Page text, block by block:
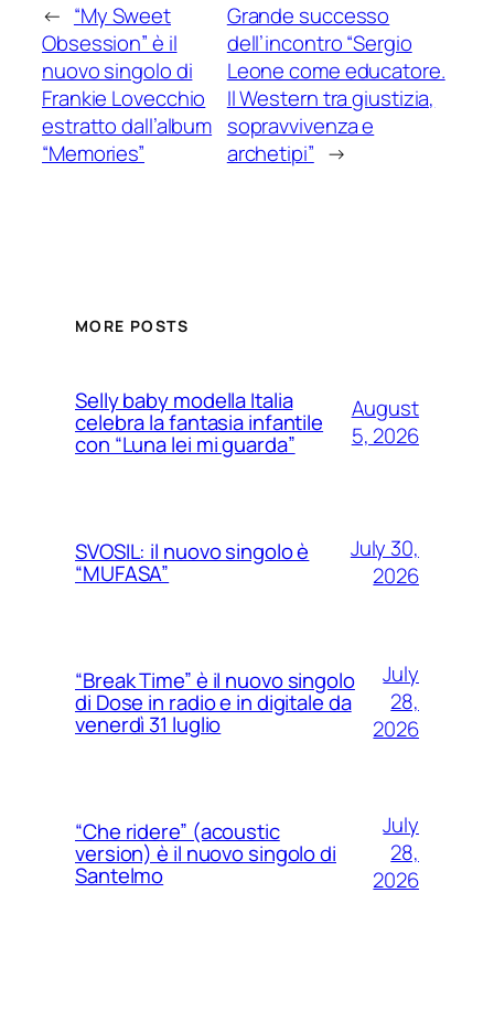
← “My Sweet
Obsession” è il
nuovo singolo di
Frankie Lovecchio
estratto dall’album
“Memories”
Grande successo
dell’incontro “Sergio
Leone come educatore.
Il Western tra giustizia,
sopravvivenza e
archetipi” →
MORE POSTS
Selly baby modella Italia
celebra la fantasia infantile
con “Luna lei mi guarda”
August
5, 2026
SVOSIL: il nuovo singolo è
“MUFASA”
July 30,
2026
“Break Time” è il nuovo singolo
di Dose in radio e in digitale da
venerdì 31 luglio
July
28,
2026
“Che ridere” (acoustic
version) è il nuovo singolo di
Santelmo
July
28,
2026